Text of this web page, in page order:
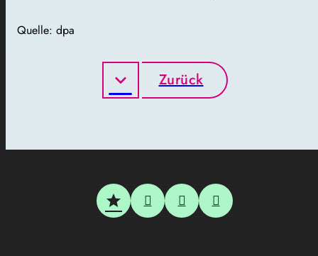
Quelle: dpa
Zurück